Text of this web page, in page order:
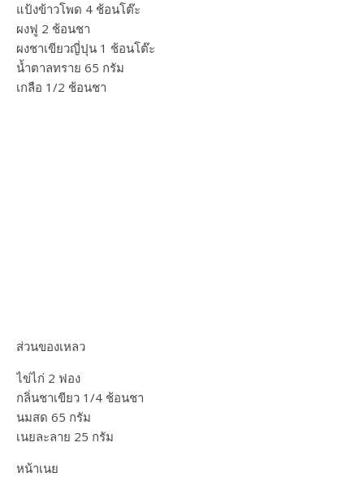
แป้งข้าวโพด 4 ช้อนโต๊ะ
ผงฟู 2 ช้อนชา
ผงชาเขียวญี่ปุน 1 ช้อนโต๊ะ
น้ำตาลทราย 65 กรัม
เกลือ 1/2 ช้อนชา
ส่วนของเหลว
ไข่ไก่ 2 ฟอง
กลิ่นชาเขียว 1/4 ช้อนชา
นมสด 65 กรัม
เนยละลาย 25 กรัม
หน้าเนย